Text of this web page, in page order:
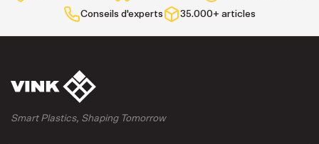
Conseils d'experts
35.000+ articles
Smart Plastics, Shaping Tomorrow